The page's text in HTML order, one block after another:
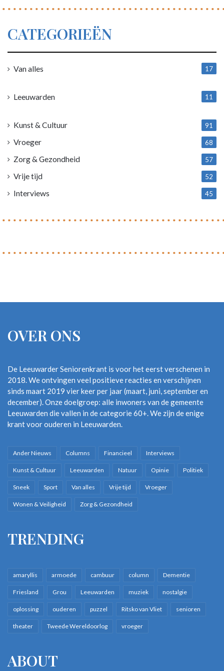
CATEGORIEËN
Van alles
17
Leeuwarden
11
Kunst & Cultuur 91
Vroeger 68
Zorg & Gezondheid 57
Vrije tijd 52
Interviews 45
OVER ONS
De Leeuwarder Seniorenkrant is voor het eerst verschenen in
2018. We ontvingen veel positieve reacties en verschijnen
sinds maart 2019 vier keer per jaar (maart, juni, september en
december). Onze doelgroep: alle inwoners van de gemeente
Leeuwarden die vallen in de categorie 60+. We zijn de enige
krant voor ouderen in Leeuwarden.
Ander Nieuws Columns Financieel Interviews
Kunst & Cultuur Leeuwarden Natuur Opinie Politiek
Sneek Sport Van alles Vrije tijd Vroeger
Wonen & Veiligheid Zorg & Gezondheid
TRENDING
amaryllis armoede cambuur column Dementie
Friesland Grou Leeuwarden muziek nostalgie
oplossing ouderen puzzel Ritsko van Vliet senioren
theater Tweede Wereldoorlog vroeger
ABOUT